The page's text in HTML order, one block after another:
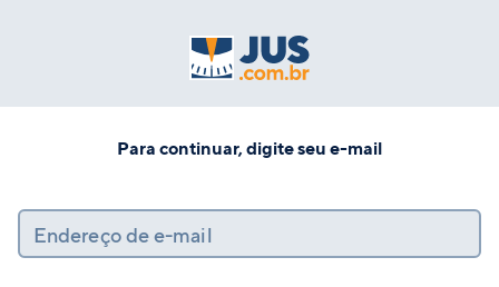
Para continuar, digite seu e-mail
Endereço de e-mail